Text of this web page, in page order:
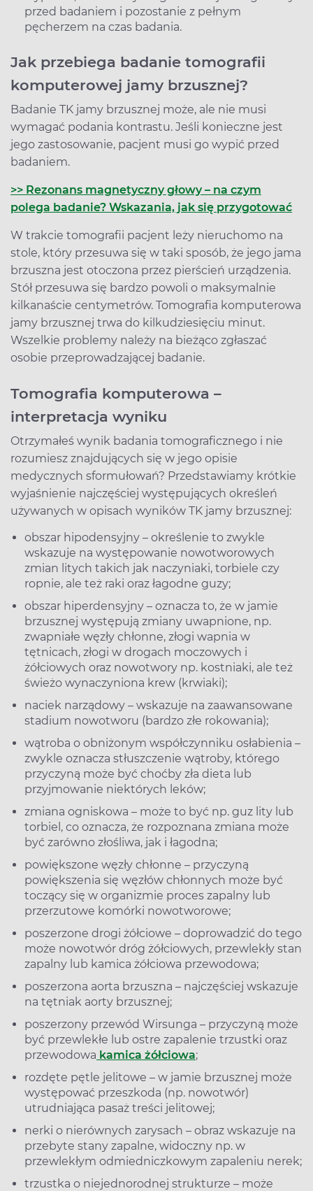
przed badaniem i pozostanie z pełnym
pęcherzem na czas badania.
Jak przebiega badanie tomografii
komputerowej jamy brzusznej?
Badanie TK jamy brzusznej może, ale nie musi
wymagać podania kontrastu. Jeśli konieczne jest
jego zastosowanie, pacjent musi go wypić przed
badaniem.
>> Rezonans magnetyczny głowy – na czym
polega badanie? Wskazania, jak się przygotować
W trakcie tomografii pacjent leży nieruchomo na
stole, który przesuwa się w taki sposób, że jego jama
brzuszna jest otoczona przez pierścień urządzenia.
Stół przesuwa się bardzo powoli o maksymalnie
kilkanaście centymetrów. Tomografia komputerowa
jamy brzusznej trwa do kilkudziesięciu minut.
Wszelkie problemy należy na bieżąco zgłaszać
osobie przeprowadzającej badanie.
Tomografia komputerowa –
interpretacja wyniku
Otrzymałeś wynik badania tomograficznego i nie
rozumiesz znajdujących się w jego opisie
medycznych sformułowań? Przedstawiamy krótkie
wyjaśnienie najczęściej występujących określeń
używanych w opisach wyników TK jamy brzusznej:
obszar hipodensyjny – określenie to zwykle
wskazuje na występowanie nowotworowych
zmian litych takich jak naczyniaki, torbiele czy
ropnie, ale też raki oraz łagodne guzy;
obszar hiperdensyjny – oznacza to, że w jamie
brzusznej występują zmiany uwapnione, np.
zwapniałe węzły chłonne, złogi wapnia w
tętnicach, złogi w drogach moczowych i
żółciowych oraz nowotwory np. kostniaki, ale też
świeżo wynaczyniona krew (krwiaki);
naciek narządowy – wskazuje na zaawansowane
stadium nowotworu (bardzo złe rokowania);
wątroba o obniżonym współczynniku osłabienia –
zwykle oznacza stłuszczenie wątroby, którego
przyczyną może być choćby zła dieta lub
przyjmowanie niektórych leków;
zmiana ogniskowa – może to być np. guz lity lub
torbiel, co oznacza, że rozpoznana zmiana może
być zarówno złośliwa, jak i łagodna;
powiększone węzły chłonne – przyczyną
powiększenia się węzłów chłonnych może być
toczący się w organizmie proces zapalny lub
przerzutowe komórki nowotworowe;
poszerzone drogi żółciowe – doprowadzić do tego
może nowotwór dróg żółciowych, przewlekły stan
zapalny lub kamica żółciowa przewodowa;
poszerzona aorta brzuszna – najczęściej wskazuje
na tętniak aorty brzusznej;
poszerzony przewód Wirsunga – przyczyną może
być przewlekłe lub ostre zapalenie trzustki oraz
przewodowa kamica żółciowa;
rozdęte pętle jelitowe – w jamie brzusznej może
występować przeszkoda (np. nowotwór)
utrudniająca pasaż treści jelitowej;
nerki o nierównych zarysach – obraz wskazuje na
przebyte stany zapalne, widoczny np. w
przewlekłym odmiedniczkowym zapaleniu nerek;
trzustka o niejednorodnej strukturze – może